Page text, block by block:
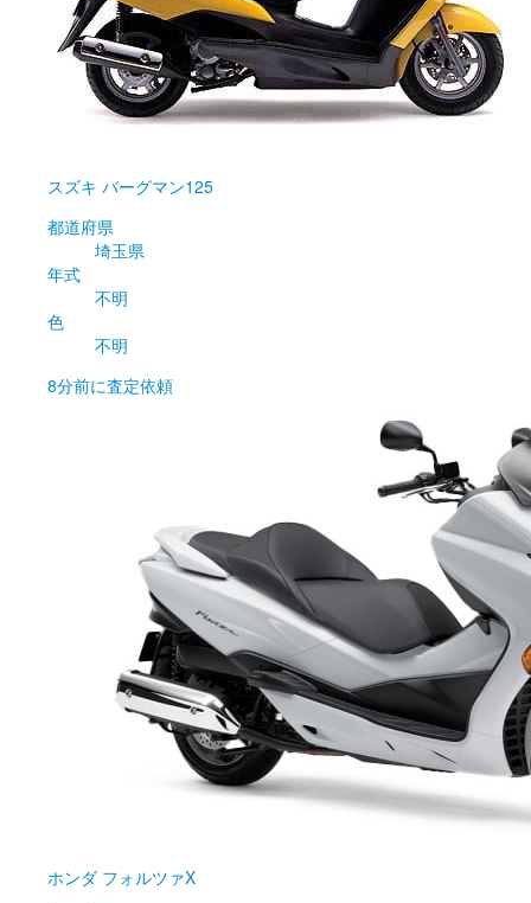
スズキ バーグマン125
都道府県
埼玉県
年式
不明
色
不明
8分前に査定依頼
ホンダ フォルツァX